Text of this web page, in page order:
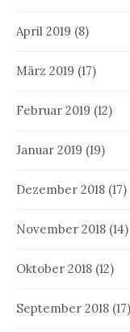
April 2019 (8)
März 2019 (17)
Februar 2019 (12)
Januar 2019 (19)
Dezember 2018 (17)
November 2018 (14)
Oktober 2018 (12)
September 2018 (17)